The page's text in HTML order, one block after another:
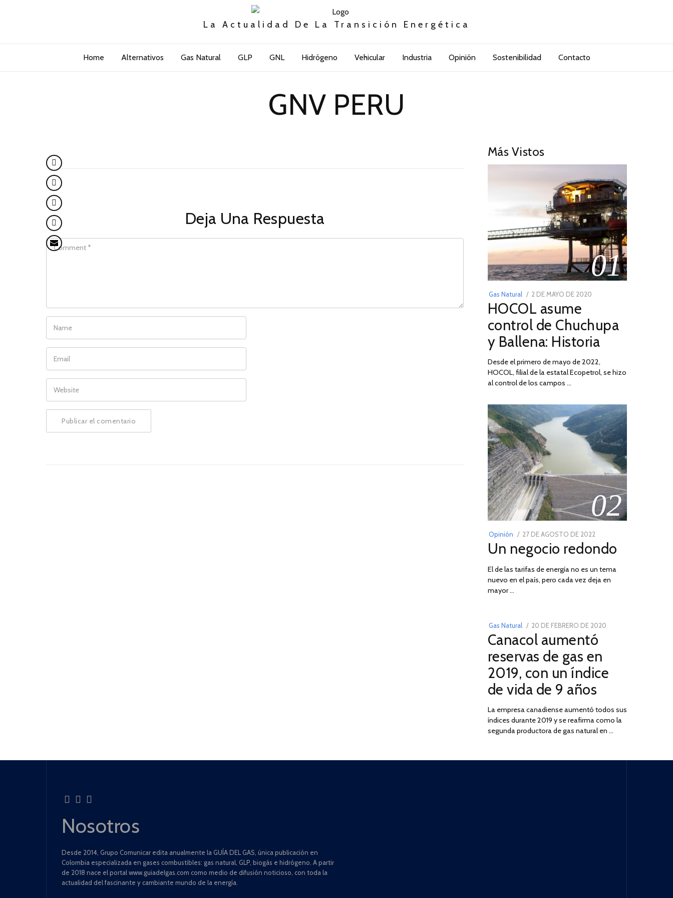
La Actualidad De La Transición Energética
Home Alternativos Gas Natural GLP GNL Hidrógeno Vehicular Industria Opinión Sostenibilidad Contacto
GNV PERU
Deja Una Respuesta
COMMENT
NAME
EMAIL
WEBSITE
Más Vistos
01
Gas Natural
POSTED
ON
2 DE MAYO DE 2020
DE
2026
HOCOL asume
control de Chuchupa
y Ballena: Historia
Desde el primero de mayo de 2022,
HOCOL, filial de la estatal Ecopetrol, se hizo
al control de los campos …
02
Opinión
POSTED
ON
27 DE AGOSTO DE 202230
DE
DE
2022
Un negocio redondo
El de las tarifas de energía no es un tema
nuevo en el país, pero cada vez deja en
mayor …
03
Gas Natural
POSTED
ON
20 DE FEBRERO DE 2020
2025
Canacol aumentó
reservas de gas en
2019, con un índice
de vida de 9 años
La empresa canadiense aumentó todos sus
índices durante 2019 y se reafirma como la
segunda productora de gas natural en …
Nosotros
Desde 2014, Grupo Comunicar edita anualmente la GUÍA DEL GAS, única publicación en
Colombia especializada en gases combustibles: gas natural, GLP, biogás e hidrógeno. A partir
de 2018 nace el portal www.guiadelgas.com como medio de difusión noticioso, con toda la
actualidad del fascinante y cambiante mundo de la energía.